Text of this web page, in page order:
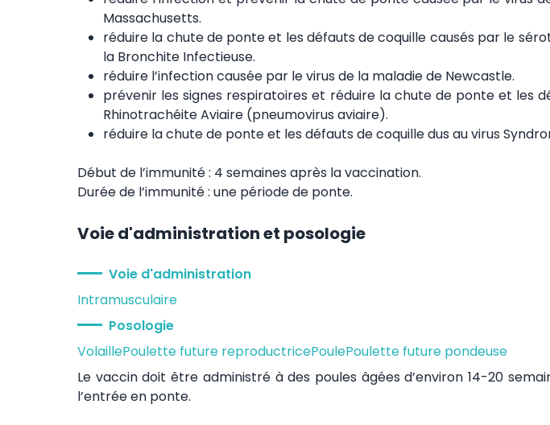
Massachusetts.
réduire la chute de ponte et les défauts de coquille causés par le
la Bronchite Infectieuse.
réduire l’infection causée par le virus de la maladie de Newcastle.
prévenir les signes respiratoires et réduire la chute de ponte et les
Rhinotrachéite Aviaire (pneumovirus aviaire).
réduire la chute de ponte et les défauts de coquille dus au virus
Début de l’immunité : 4 semaines après la vaccination.
Durée de l’immunité : une période de ponte.
Voie d'administration et posologie
Voie d'administration
Intramusculaire
Posologie
VolaillePoulette future reproductricePoulePoulette future pondeuse
Le vaccin doit être administré à des poules âgées d’environ 14-20
l’entrée en ponte.